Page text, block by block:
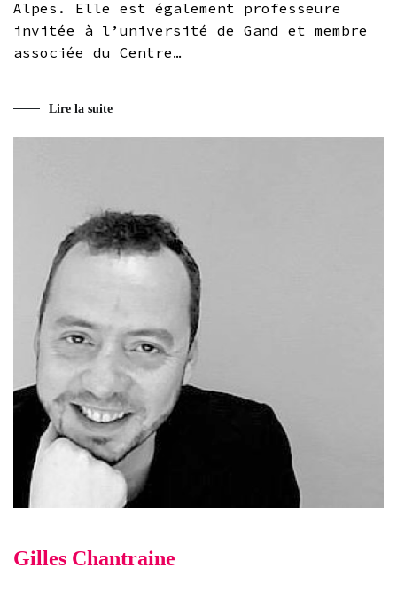
Alpes. Elle est également professeure
invitée à l’université de Gand et membre
associée du Centre…
Lire la suite
Gilles Chantraine